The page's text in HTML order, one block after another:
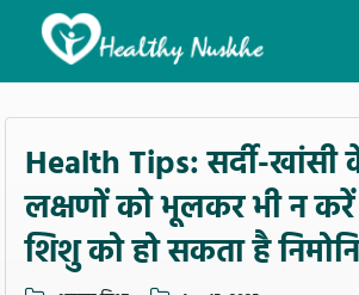
Health Tips: सर्दी-खांसी
लक्षणों को भूलकर भी न करें
शिशु को हो सकता है